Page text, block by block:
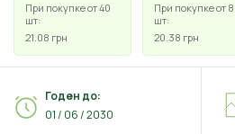
При покупке от 40
шт:
21.08 грн
При покупке от
шт:
20.38 грн
Годен до:
01 / 06 / 2030